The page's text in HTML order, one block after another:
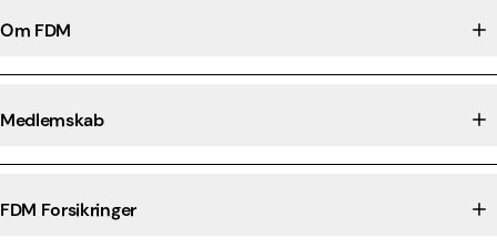
Om FDM
Medlemskab
FDM Forsikringer